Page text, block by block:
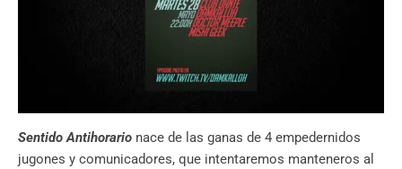
Sentido Antihorario nace de las ganas de 4 empedernidos
jugones y comunicadores, que intentaremos manteneros al